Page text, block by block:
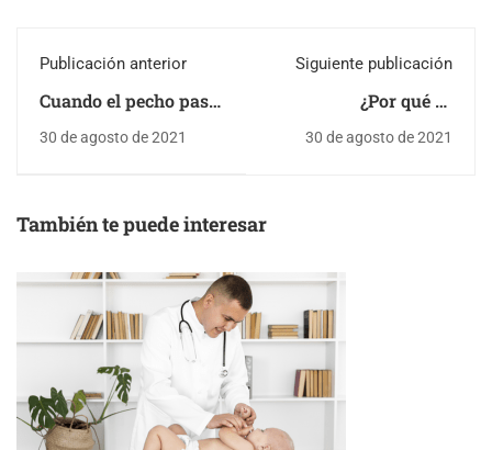
Publicación anterior
Cuando el pecho pasa
30 de agosto de 2021
Siguiente publicación
¿Por qué es
de la lactancia
30 de agosto de 2021
También te puede interesar